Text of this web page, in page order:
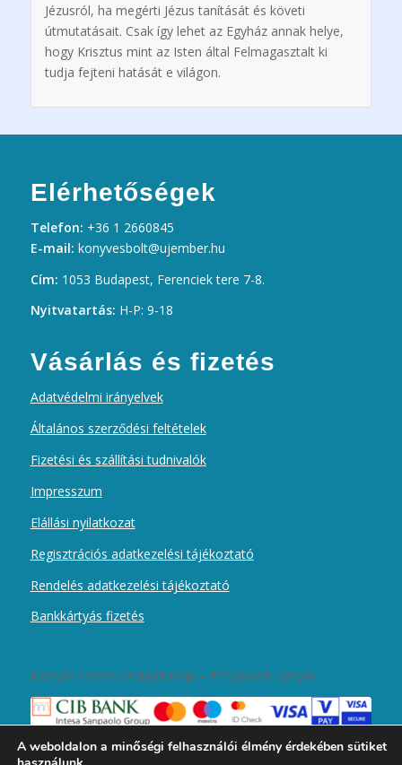
Jézusról, ha megérti Jézus tanítását és követi
útmutatásait. Csak így lehet az Egyház annak helye,
hogy Krisztus mint az Isten által Felmagasztalt ki
tudja fejteni hatását e világon.
Elérhetőségek
Telefon: +36 1 2660845
E-mail: konyvesbolt@ujember.hu
Cím: 1053 Budapest, Ferenciek tere 7-8.
Nyitvatartás: H-P: 9-18
Vásárlás és fizetés
Adatvédelmi irányelvek
Általános szerződési feltételek
Fizetési és szállítási tudnivalók
Impresszum
Elállási nyilatkozat
Regisztrációs adatkezelési tájékoztató
Rendelés adatkezelési tájékoztató
Bankkártyás fizetés
Kártyás fizetés szolgáltatója – Elfogadott kártyák
A weboldalon a minőségi felhasználói élmény érdekében sütiket